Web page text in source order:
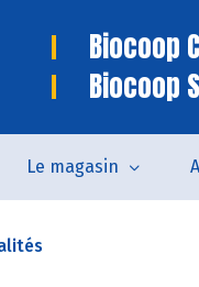
Biocoop
Biocoop
Le magasin